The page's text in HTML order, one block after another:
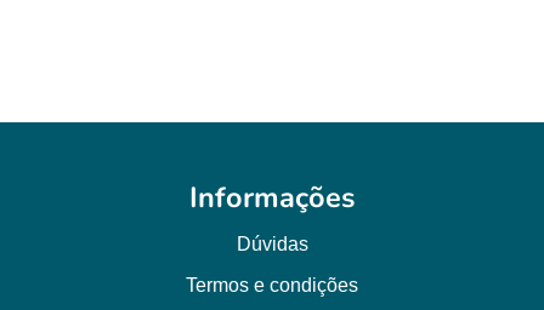
Informações
Dúvidas
Termos e condições